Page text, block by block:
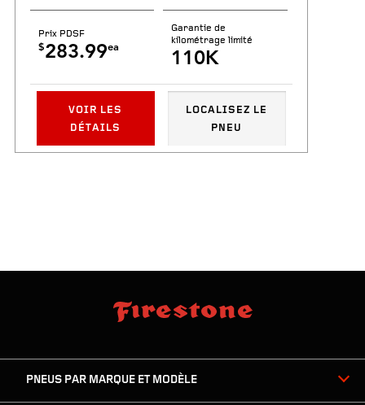
Prix PDSF
$283.99ea
Garantie de
kilométrage limité
110K
VOIR LES
DÉTAILS
LOCALISEZ LE
PNEU
du
PNEUS PAR MARQUE ET MODÈLE